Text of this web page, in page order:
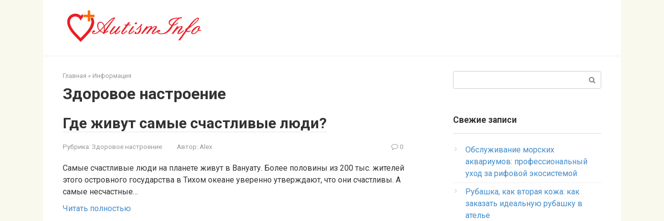
Главная » Информация
Здоровое настроение
Где живут самые счастливые люди?
Рубрика: Здоровое настроение Автор: Alex 0
Самые счастливые люди на планете живут в Вануату. Более половины из 200 тыс. жителей
этого островного государства в Тихом океане уверенно утверждают, что они счастливы. А
самые несчастные…
Читать полностью
Свежие записи
Обслуживание морских
аквариумов: профессиональный
уход за рифовой экосистемой
Рубашка, как вторая кожа: как
заказать идеальную рубашку в
ателье